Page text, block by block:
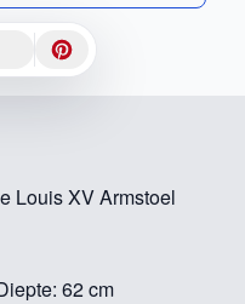
Louis XV Armstoel
62 cm